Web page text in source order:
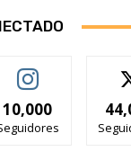
10,000